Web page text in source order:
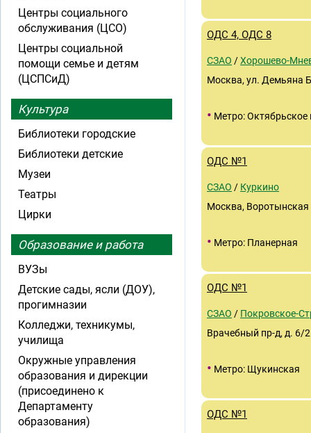
ОДС 4, ОДС 8
СЗАО /Хорошево-
Москва, ул. Демьяна
• Метро: Октябрьское
ОДС №1
СЗАО / Куркино
Москва, Воротынская
• Метро: Планерная
ОДС №1
СЗАО / Покровское-
Врачебный пр-д, д. 6/2
• Метро: Щукинская
ОДС №1
Центры социального
обслуживания (ЦСО)
Центры социальной
помощи семье и детям
(ЦСПСиД)
Культура
Библиотеки городские
Библиотеки детские
Музеи
Театры
Цирки
Образование и работа
ВУЗы
Детские сады, ясли (ДОУ),
прогимназии
Колледжи, техникумы,
училища
Окружные управления
образования и дирекции
(присоединено к
Департаменту
образования)